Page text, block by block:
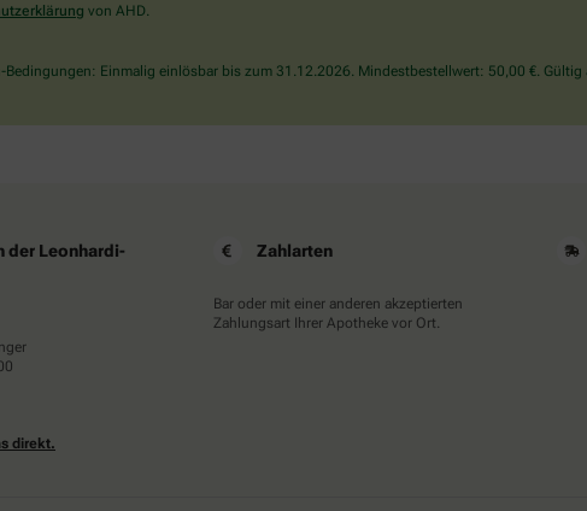
Tasse.
von AHD.
Bedingungen: Einmalig einlösbar bis zum 31.12.2026. Mindestbestellwert: 50,00 €.
der Leonhardi-
direkt.
Zahlarten
Bar oder mit einer anderen akzeptierten
Zahlungsart Ihrer Apotheke vor Ort.